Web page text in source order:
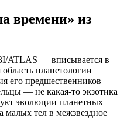
времени» из
ATLAS — вписывается в
планетологии
его предшественников
— не какая-то экзотика
эволюции планетных
малых тел в межзвездное